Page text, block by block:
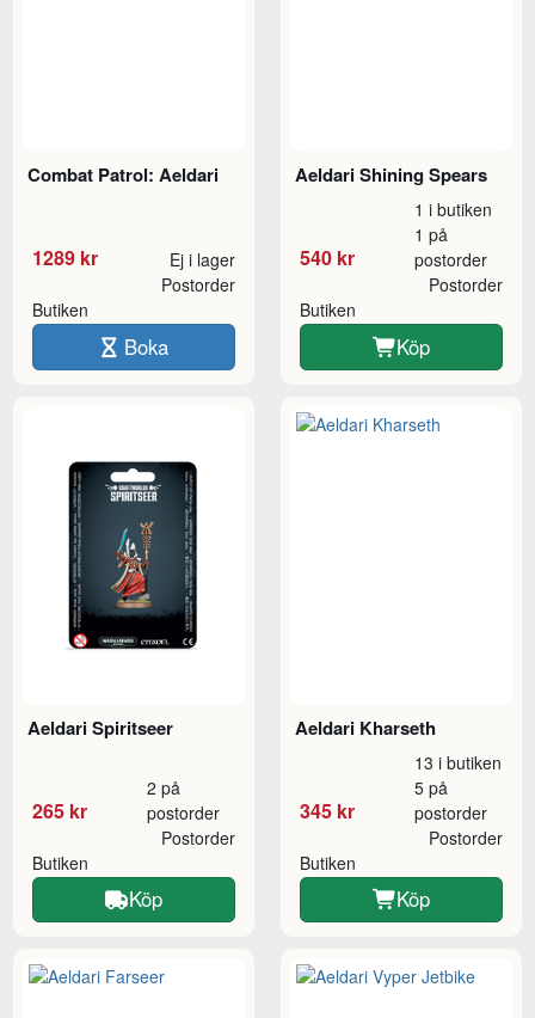
Combat Patrol: Aeldari
1289 kr Ej i lager
Butiken
Postorder
Boka
Aeldari Shining Spears
540 kr
1 i butiken
1 på
postorder
Butiken
Postorder
Köp
Aeldari Spiritseer
265 kr
2 på
postorder
Butiken
Postorder
Köp
Aeldari Kharseth
345 kr
13 i butiken
5 på
postorder
Butiken
Postorder
Köp